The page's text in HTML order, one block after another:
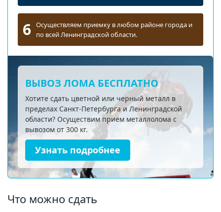
6 Осуществляем приемку в любом районе города и
по всей Ленинградской области.
ВЫВОЗ ЛОМА БЕСПЛАТНО
Хотите сдать цветной или черный металл в
пределах Санкт-Петербурга и Ленинградской
области? Осуществим прием металлолома с
вывозом от 300 кг.
Узнать подробнее
Что можно сдать